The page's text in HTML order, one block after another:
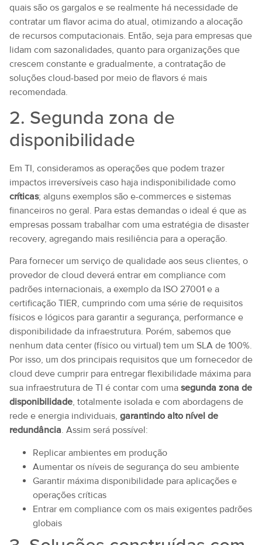
quais são os gargalos e se realmente há necessidade de
contratar um flavor acima do atual, otimizando a alocação
de recursos computacionais. Então, seja para empresas que
lidam com sazonalidades, quanto para organizações que
crescem constante e gradualmente, a contratação de
soluções cloud-based por meio de flavors é mais
recomendada.
2. Segunda zona de
disponibilidade
Em TI, consideramos as operações que podem trazer
impactos irreversíveis caso haja indisponibilidade como
críticas; alguns exemplos são e-commerces e sistemas
financeiros no geral. Para estas demandas o ideal é que as
empresas possam trabalhar com uma estratégia de disaster
recovery, agregando mais resiliência para a operação.
Para fornecer um serviço de qualidade aos seus clientes, o
provedor de cloud deverá entrar em compliance com
padrões internacionais, a exemplo da ISO 27001 e a
certificação TIER, cumprindo com uma série de requisitos
físicos e lógicos para garantir a segurança, performance e
disponibilidade da infraestrutura. Porém, sabemos que
nenhum data center (físico ou virtual) tem um SLA de 100%.
Por isso, um dos principais requisitos que um fornecedor de
cloud deve cumprir para entregar flexibilidade máxima para
sua infraestrutura de TI é contar com uma segunda zona de
disponibilidade, totalmente isolada e com abordagens de
rede e energia individuais, garantindo alto nível de
redundância. Assim será possível:
Replicar ambientes em produção
Aumentar os níveis de segurança do seu ambiente
Garantir máxima disponibilidade para aplicações e
operações críticas
Entrar em compliance com os mais exigentes padrões
globais